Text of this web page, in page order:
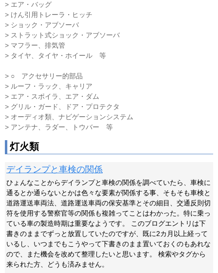
> エア・バッグ
> けん引用トレーラ・ヒッチ
> ショック・アブソーバ
> ストラット式ショック・アブソーバ
> マフラー、排気管
> タイヤ、タイヤ・ホイール 等
> ○ アクセサリー的部品
> ルーフ・ラック、キャリア
> エア・スポイラ、エア・ダム
> グリル・ガード、ドア・プロテクタ
> オーディオ類、ナビゲーションシステム
> アンテナ、ラダー、トウバー 等
灯火類
デイランプと車検の関係
ひょんなことからデイランプと車検の関係を調べていたら、車検に
通るとか通らないとかは色々な要素が関係する事、そもそも車検と
道路運送車両法、道路運送車両の保安基準とその細目、交通反則切
符を使用する警察官等の関係も複雑ってことはわかった。特に乗っ
ている車の製造時期は重要なようです。 このブログエントリは下
書きのままでずっと放置していたのですが、既に2カ月以上経って
いるし、いつまでもこうやって下書きのまま置いておくのもあれな
ので、また機会を改めて整理したいと思います。 検索やタグから
来られた方、どうも済みません。